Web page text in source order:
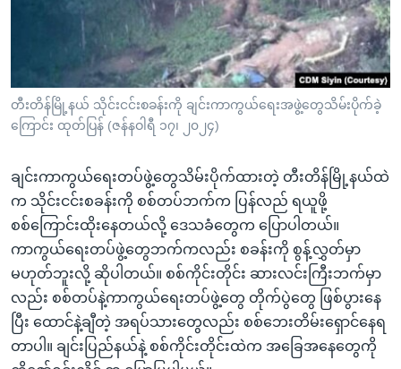
ရန်
ရှာဖွေ
သို့
ကျော်
ရန်
ဗွီအိုအေ လူမှုကွန်ယက်များ
ဘာသာစကားများ
တီးတိန်မြို့နယ် သိုင်းငင်းစခန်းကို ချင်းကာကွယ်ရေးအဖွဲ့တွေသိမ်းပိုက်ခဲ့
ကြောင်း ထုတ်ပြန် (ဇန်နဝါရီ ၁၇၊ ၂၀၂၄)
ချင်းကာကွယ်ရေးတပ်ဖွဲ့တွေသိမ်းပိုက်ထားတဲ့ တီးတိန်မြို့နယ်ထဲ
က သိုင်းငင်းစခန်းကို စစ်တပ်ဘက်က ပြန်လည် ရယူဖို့
စစ်ကြောင်းထိုးနေတယ်လို့ ဒေသခံတွေက ပြောပါတယ်။
ကာကွယ်ရေးတပ်ဖွဲ့တွေဘက်ကလည်း စခန်းကို စွန့်လွှတ်မှာ
မဟုတ်ဘူးလို့ ဆိုပါတယ်။ စစ်ကိုင်းတိုင်း ဆားလင်းကြီးဘက်မှာ
လည်း စစ်တပ်နဲ့ကာကွယ်ရေးတပ်ဖွဲ့တွေ တိုက်ပွဲတွေ ဖြစ်ပွားနေ
ပြီး ထောင်နဲ့ချီတဲ့ အရပ်သားတွေလည်း စစ်ဘေးတိမ်းရှောင်နေရ
တာပါ။ ချင်းပြည်နယ်နဲ့ စစ်ကိုင်းတိုင်းထဲက အခြေအနေတွေကို